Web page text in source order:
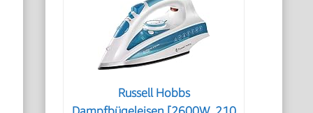
Russell Hobbs